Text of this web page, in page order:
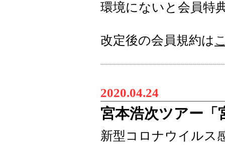
環境にないと会員特
改定後の会員規約は
2020.04.24
宮本浩次ツアー「
新型コロナウイルス